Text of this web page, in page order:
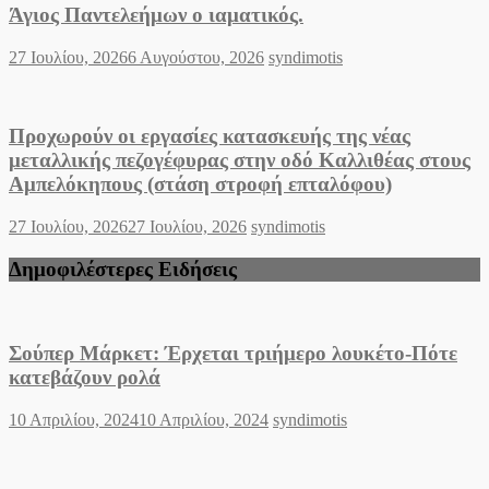
Άγιος Παντελεήμων o ιαματικός.
Posted
27 Ιουλίου, 20266 Αυγούστου, 2026 Author
syndimotis
Προχωρούν οι εργασίες κατασκευής της νέας
μεταλλικής πεζογέφυρας στην οδό Καλλιθέας στους
Αμπελόκηπους (στάση στροφή επταλόφου)
Posted
27 Ιουλίου, 202627 Ιουλίου, 2026 Author
syndimotis
Δημοφιλέστερες Ειδήσεις
Σούπερ Μάρκετ: Έρχεται τριήμερο λουκέτο-Πότε
κατεβάζουν ρολά
Posted
10 Απριλίου, 202410 Απριλίου, 2024 Author
syndimotis